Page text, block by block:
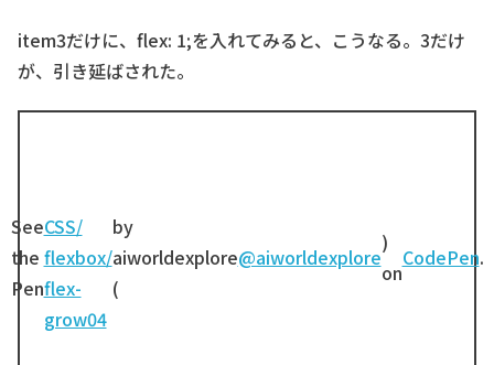
item3だけに、flex: 1;を入れてみると、こうなる。3だけ
が、引き延ばされた。
See
the
Pen
CSS/
flexbox/
flex-
grow04
by
aiworldexplore
(
@aiworldexplore
)
on
CodePen.